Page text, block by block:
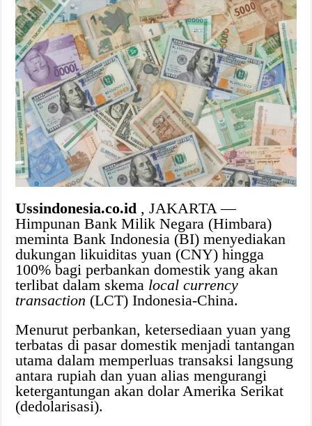
Ussindonesia.co.id , JAKARTA —
Himpunan Bank Milik Negara (Himbara)
meminta Bank Indonesia (BI) menyediakan
dukungan likuiditas yuan (CNY) hingga
100% bagi perbankan domestik yang akan
terlibat dalam skema local currency
transaction (LCT) Indonesia-China.
Menurut perbankan, ketersediaan yuan yang
terbatas di pasar domestik menjadi tantangan
utama dalam memperluas transaksi langsung
antara rupiah dan yuan alias mengurangi
ketergantungan akan dolar Amerika Serikat
(dedolarisasi).